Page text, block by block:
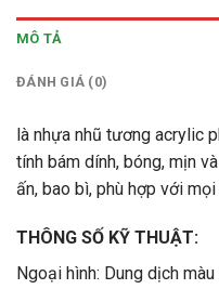
MÔ TẢ
ĐÁNH GIÁ (0)
là nhựa nhũ tương acrylic
tính bám dính, bóng, mịn
ấn, bao bì, phù hợp với
THÔNG SỐ KỸ THUẬT:
Ngoại hình: Dung dịch